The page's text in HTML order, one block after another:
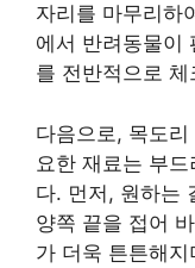
자리를 마무리하
에서 반려동물이
를 전반적으로
다음으로, 목도
요한 재료는 부
다. 먼저, 원하는
양쪽 끝을 접어
가 더욱 튼튼해